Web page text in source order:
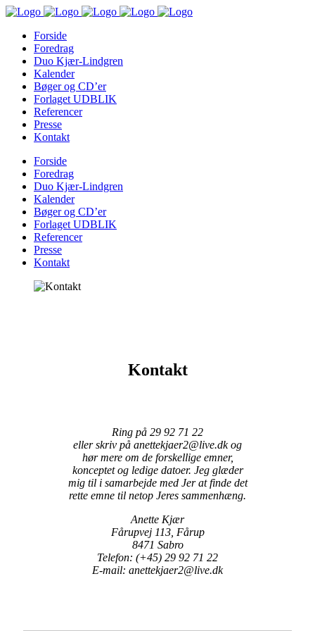
Forside
Foredrag
Duo Kjær-Lindgren
Kalender
Bøger og CD’er
Forlaget UDBLIK
Referencer
Presse
Kontakt
Forside
Foredrag
Duo Kjær-Lindgren
Kalender
Bøger og CD’er
Forlaget UDBLIK
Referencer
Presse
Kontakt
Kontakt
Ring på 29 92 71 22
eller skriv på anettekjaer2@live.dk og
hør mere om de forskellige emner,
konceptet og ledige datoer. Jeg glæder
mig til i samarbejde med Jer at finde det
rette emne til netop Jeres sammenhæng.
Anette Kjær
Fårupvej 113, Fårup
8471 Sabro
Telefon: (+45) 29 92 71 22
E-mail: anettekjaer2@live.dk